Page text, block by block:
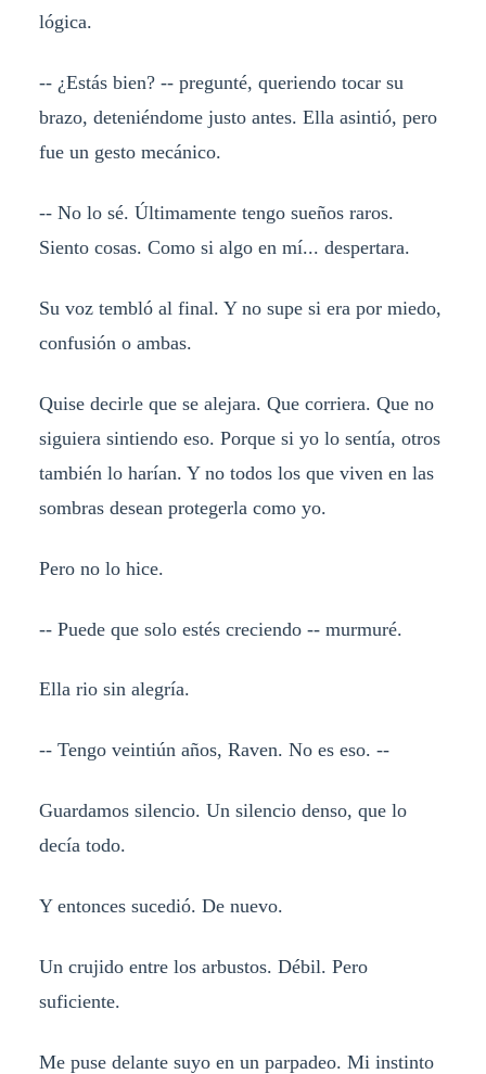
lógica.
-- ¿Estás bien? -- pregunté, queriendo tocar su
brazo, deteniéndome justo antes. Ella asintió, pero
fue un gesto mecánico.
-- No lo sé. Últimamente tengo sueños raros.
Siento cosas. Como si algo en mí... despertara.
Su voz tembló al final. Y no supe si era por miedo,
confusión o ambas.
Quise decirle que se alejara. Que corriera. Que no
siguiera sintiendo eso. Porque si yo lo sentía, otros
también lo harían. Y no todos los que viven en las
sombras desean protegerla como yo.
Pero no lo hice.
-- Puede que solo estés creciendo -- murmuré.
Ella rio sin alegría.
-- Tengo veintiún años, Raven. No es eso. --
Guardamos silencio. Un silencio denso, que lo
decía todo.
Y entonces sucedió. De nuevo.
Un crujido entre los arbustos. Débil. Pero
suficiente.
Me puse delante suyo en un parpadeo. Mi instinto